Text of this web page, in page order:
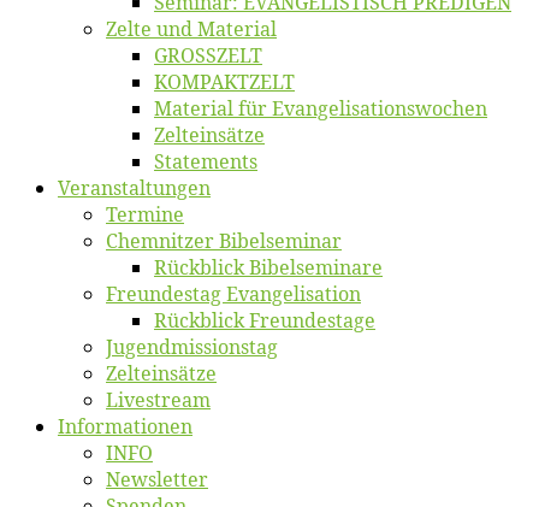
Zel­te und Material
GROSSZELT
KOMPAKTZELT
Ma­te­ri­al für Evangelisationswochen
Zelt­ein­sät­ze
State­ments
Ver­an­stal­tun­gen
Ter­mi­ne
Chemnit­zer Bibelseminar
Rück­blick Bibelseminare
Freun­des­tag Evangelisation
Rück­blick Freundestage
Jugend­mis­sions­tag
Zelt­ein­sät­ze
Live­stream
Informatio­nen
INFO
News­let­ter